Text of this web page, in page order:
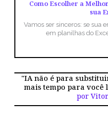
Como Escolher a
sua
Vamos ser sinceros: se sua
em planilhas do
"IA não é para
mais tempo para
por